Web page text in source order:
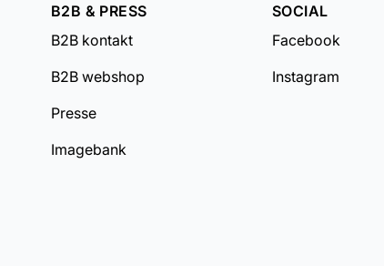
B2B & PRESS
B2B kontakt
B2B webshop
Presse
Imagebank
SOCIAL
Facebook
Instagram